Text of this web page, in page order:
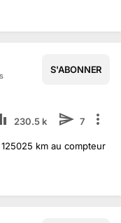
s
S'ABONNER
230.5 k 7
km au compteur